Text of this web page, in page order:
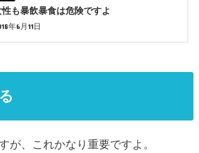
性も暴飲暴食は危険ですよ
年6月11日
が、これかなり重要ですよ。